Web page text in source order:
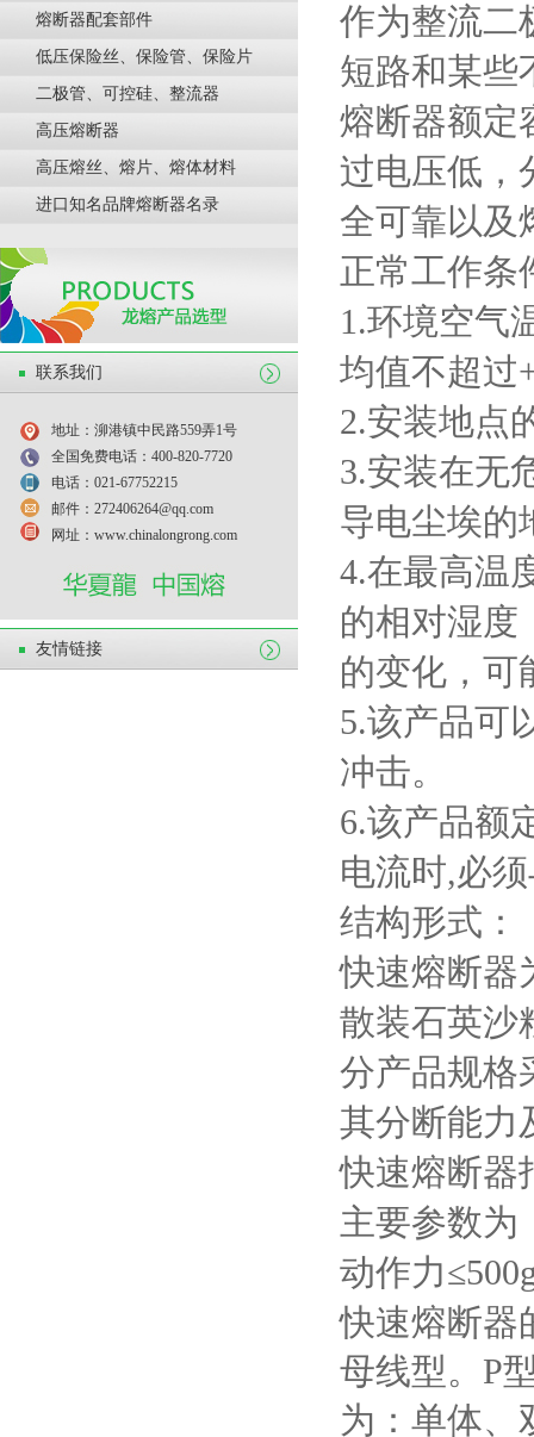
熔断器配套部件
低压保险丝、保险管、保险片
二极管、可控硅、整流器
高压熔断器
高压熔丝、熔片、熔体材料
进口知名品牌熔断器名录
联系我们
地址：泖港镇中民路559弄1号
全国免费电话：400-820-7720
电话：021-67752215
邮件：272406264@qq.com
网址：www.chinalongrong.com
友情链接
作为整流二
短路和某些
熔断器额定
过电压低，
全可靠以及
正常工作条
1.环境空气
均值不超过
2.安装地点
3.安装在无
导电尘埃的
4.在最高温
的相对湿度
的变化，可
5.该产品可
冲击。
6.该产品额
电流时,必
结构形式：
快速熔断器
散装石英沙
分产品规格
其分断能力
快速熔断器
主要参数为
动作力≤
快速熔断器
母线型。 P
为：单体、